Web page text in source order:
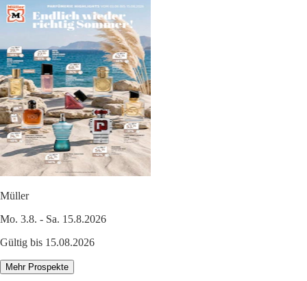
Müller
Mo. 3.8. - Sa. 15.8.2026
Gültig bis 15.08.2026
Mehr Prospekte